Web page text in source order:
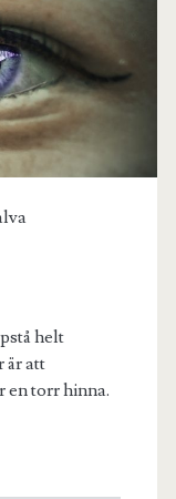
helt
är att
torr hinna.